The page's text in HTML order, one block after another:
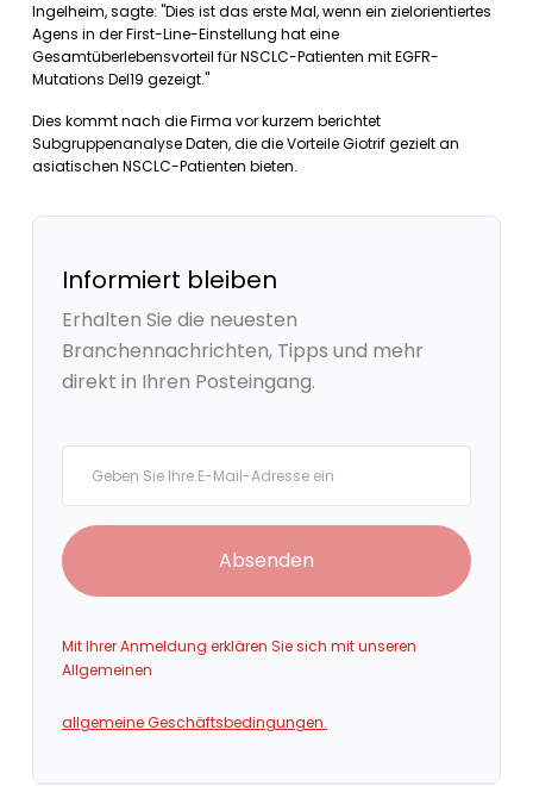
Ingelheim, sagte: "Dies ist das erste Mal, wenn ein zielorientiertes
Agens in der First-Line-Einstellung hat eine
Gesamtüberlebensvorteil für NSCLC-Patienten mit EGFR-
Mutations Del19 gezeigt."
Dies kommt nach die Firma vor kurzem berichtet
Subgruppenanalyse Daten, die die Vorteile Giotrif gezielt an
asiatischen NSCLC-Patienten bieten.
Informiert bleiben
Erhalten Sie die neuesten
Branchennachrichten, Tipps und mehr
direkt in Ihren Posteingang.
Absenden
Mit Ihrer Anmeldung erklären Sie sich mit unseren
Allgemeinen
allgemeine Geschäftsbedingungen.